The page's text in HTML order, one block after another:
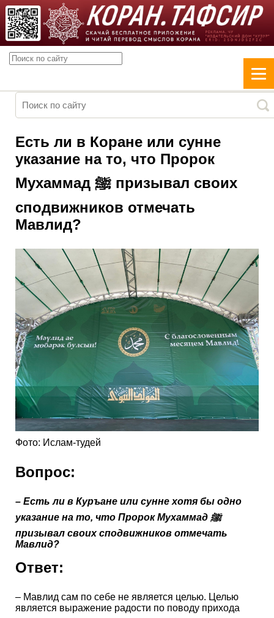
Есть ли в Коране или сунне
указание на то, что Пророк
Мухаммад ﷺ призывал своих
сподвижников отмечать
Мавлид?
Фото: Ислам-тудей
Вопрос:
– Есть ли в Куръане или сунне хотя бы одно
указание на то, что Пророк Мухаммад ﷺ
призывал своих сподвижников отмечать
Мавлид?
Ответ:
– Мавлид сам по себе не является целью. Целью
является выражение радости по поводу прихода